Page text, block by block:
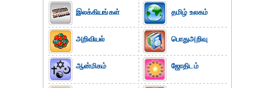
இலக்கியங்கள்
அறிவியல்
ஆன்மிகம்
தமிழ் உலகம்
பொதுஅறிவு
ஜோதிடம்